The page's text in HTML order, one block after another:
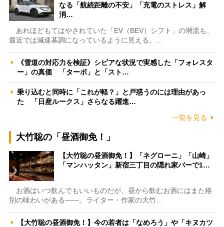
なる「航続距離の不安」「充電のストレス」解
消…
あれほどもてはやされていた「EV（BEV）シフト」の潮流も、
最近では減速基調になっているように見える。…
《雪道の対応力を検証》シビアな状況で実感した「フォレスタ
ー」の真価 「ターボ」と「スト…
乗り込むと同時に「これが軽？」と戸惑うのには理由があっ
た 「日産ルークス」さらなる躍進…
一覧を見る
大竹聡の「昼酒御免！」
【大竹聡の昼酒御免！】「ネグローニ」「山崎」
「マンハッタン」新宿三丁目の隠れ家バーで1…
お酒はいつ飲んでもいいものだが、昼から飲むお酒にはまた格
別の味わいがある――。ライター・作家の大竹…
【大竹聡の昼酒御免！】今の若者は「なめろう」や「キヌカツ